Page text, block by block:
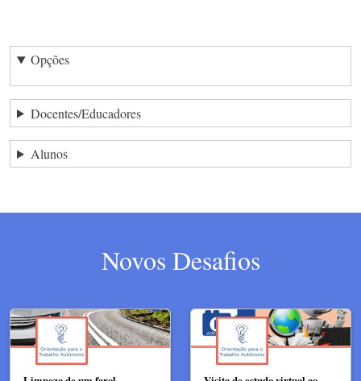
Opções
Docentes/Educadores
Alunos
Novos Desafios